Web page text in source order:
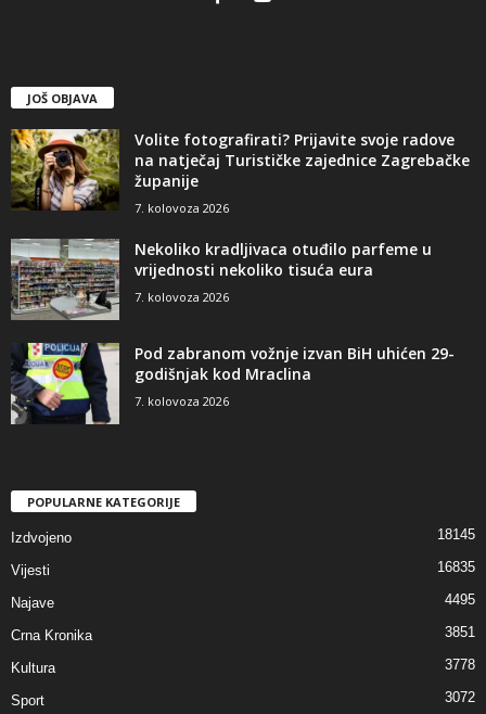
JOŠ OBJAVA
Volite fotografirati? Prijavite svoje radove
na natječaj Turističke zajednice Zagrebačke
županije
7. kolovoza 2026
Nekoliko kradljivaca otuđilo parfeme u
vrijednosti nekoliko tisuća eura
7. kolovoza 2026
Pod zabranom vožnje izvan BiH uhićen 29-
godišnjak kod Mraclina
7. kolovoza 2026
POPULARNE KATEGORIJE
Izdvojeno 18145
Vijesti 16835
Najave 4495
Crna Kronika 3851
Kultura 3778
Sport 3072